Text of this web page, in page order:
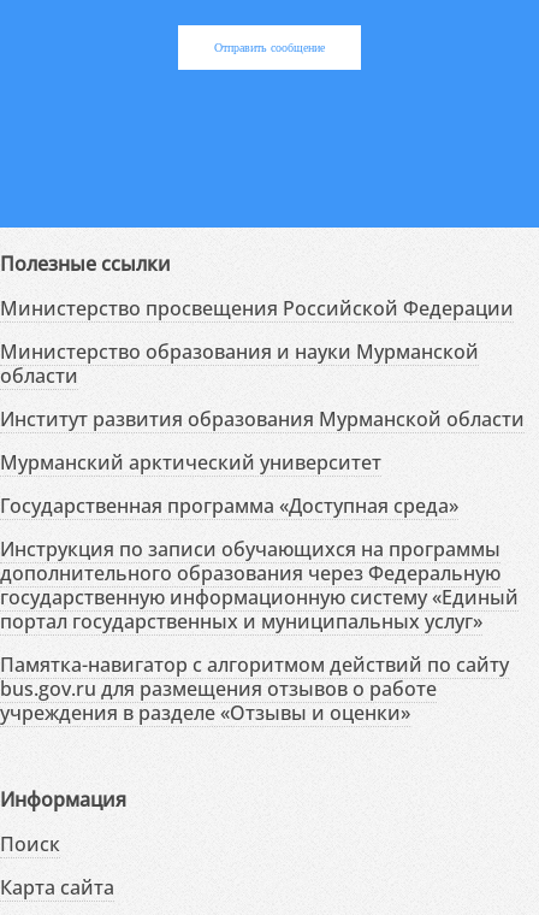
Отправить сообщение
Полезные ссылки
Министерство просвещения Российской Федерации
Министерство образования и науки Мурманской
области
Институт развития образования Мурманской области
Мурманский арктический университет
Государственная программа «Доступная среда»
Инструкция по записи обучающихся на программы
дополнительного образования через Федеральную
государственную информационную систему «Единый
портал государственных и муниципальных услуг»
Памятка-навигатор с алгоритмом действий по сайту
bus.gov.ru для размещения отзывов о работе
учреждения в разделе «Отзывы и оценки»
Информация
Поиск
Карта сайта